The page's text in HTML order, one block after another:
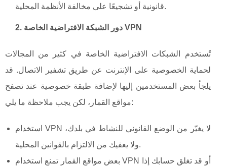
قانونية أو تشجيعًا على مخالفة الأنظمة المحلية.
2. دور الشبكة الافتراضية الخاصة VPN
تُستخدم الشبكات الافتراضية الخاصة في كثير من المجالات
لحماية الخصوصية على الإنترنت عن طريق تشفير الاتصال. قد
يلجأ بعض المستخدمين إليها لإضافة طبقة خصوصية عند تصفح
مواقع القمار، لكن يجب ملاحظة ما يلي:
استخدام VPN لا يغيّر من الوضع القانوني للنشاط في بلدك،
ولا يعفيك من الالتزام بالقوانين المحلية.
بعض مواقع القمار تمنع استخدام VPN أو قد تغلق حسابك إذا